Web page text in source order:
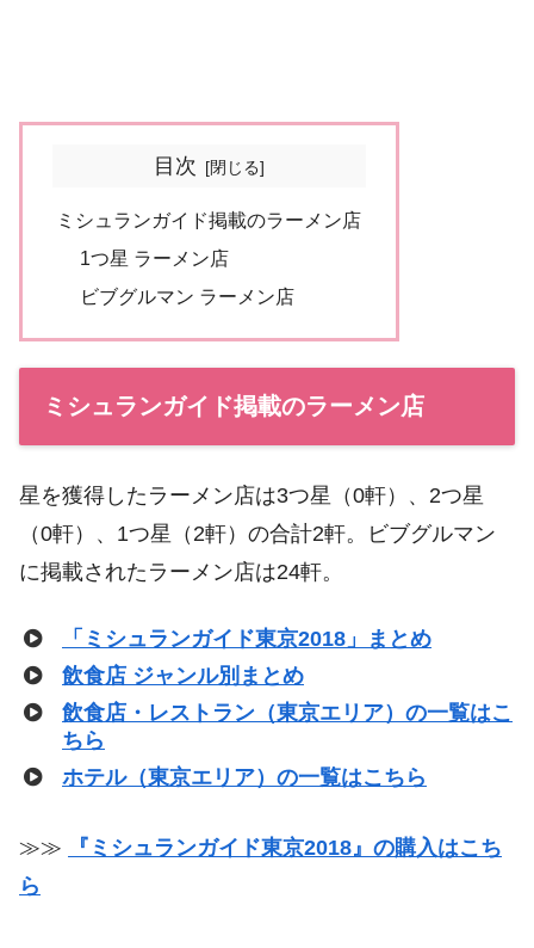
目次
ミシュランガイド掲載のラーメン店
1つ星 ラーメン店
ビブグルマン ラーメン店
ミシュランガイド掲載のラーメン店
星を獲得したラーメン店は3つ星（0軒）、2つ星
（0軒）、1つ星（2軒）の合計2軒。ビブグルマン
に掲載されたラーメン店は24軒。
「ミシュランガイド東京2018」まとめ
飲食店 ジャンル別まとめ
飲食店・レストラン（東京エリア）の一覧はこ
ちら
ホテル（東京エリア）の一覧はこちら
≫≫
『ミシュランガイド東京2018』の購入はこち
ら